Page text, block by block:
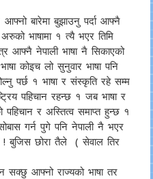
बारेमा बुझाउनु पर्दा आफ्नै
अरुको भाषामा १ त्यै भएर तिमि
आफ्नै नेपाली भाषा नै सिकाएको
कोइच लो सुनुवार भाषा पनि
पर्छ १ भाषा र संस्कृति रहे सम्म
पहिचान रहन्छ १ जब भाषा र
र अस्तित्व समाप्त हुन्छ १
गर्न पुगे पनि नेपाली नै भएर
! बुजिस छोरा तैले ( सेवाल तिर
सक्छु आफ्नो राज्यको भाषा तर